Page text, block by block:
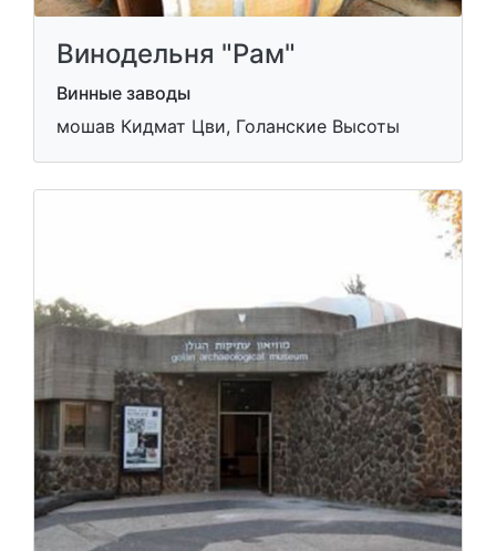
Винодельня "Рам"
Винные заводы
мошав Кидмат Цви, Голанские Высоты